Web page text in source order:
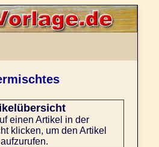
einen Artikel in der
klicken, um den Artikel
aufzurufen.